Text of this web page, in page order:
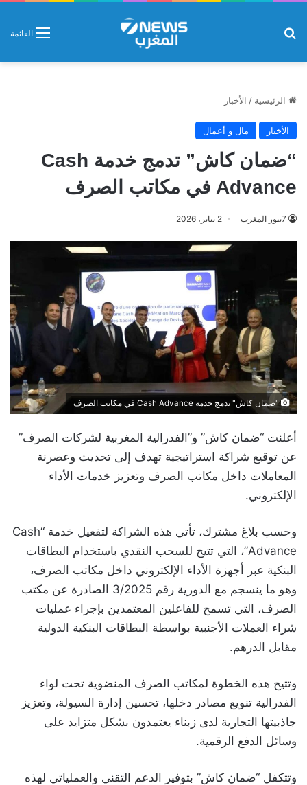
القائمة
الرئيسية / الأخبار
الأخبار مال و أعمال
“ضمان كاش” تدمج خدمة Cash
Advance في مكاتب الصرف
7نيوز المغرب 2 يناير، 2026
"ضمان كاش" تدمج خدمة Cash Advance في مكاتب الصرف
أعلنت “ضمان كاش” و”الفدرالية المغربية لشركات الصرف”
عن توقيع شراكة استراتيجية تهدف إلى تحديث وعصرنة
المعاملات داخل مكاتب الصرف وتعزيز خدمات الأداء
الإلكتروني.
وحسب بلاغ مشترك، تأتي هذه الشراكة لتفعيل خدمة “Cash
Advance”، التي تتيح للسحب النقدي باستخدام البطاقات
البنكية عبر أجهزة الأداء الإلكتروني داخل مكاتب الصرف،
وهو ما ينسجم مع الدورية رقم 3/2025 الصادرة عن مكتب
الصرف، التي تسمح للفاعلين المعتمدين بإجراء عمليات
شراء العملات الأجنبية بواسطة البطاقات البنكية الدولية
مقابل الدرهم.
وتتيح هذه الخطوة لمكاتب الصرف المنضوية تحت لواء
الفدرالية تنويع مصادر دخلها، تحسين إدارة السيولة، وتعزيز
جاذبيتها التجارية لدى زبناء يعتمدون بشكل متزايد على
وسائل الدفع الرقمية.
وتتكفل “ضمان كاش” بتوفير الدعم التقني والعملياتي لهذه